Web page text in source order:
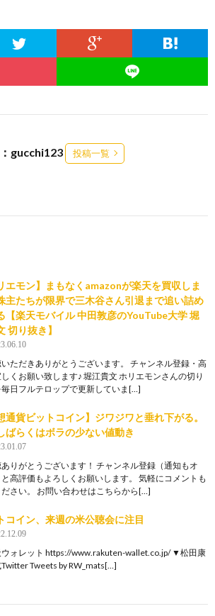
gucchi123 投稿一覧
エモン】まもなくamazonが楽天を買収しま
主たちが限界で三木谷さん引退まで追い詰め
【楽天モバイル 中田敦彦のYouTube大学 堀
切り抜き】
いただきありがとうございます。 チャンネル登録・高
くお願い致します♪ 堀江貴文 ホリエモンさんの切り
日フルテロップで更新していま[…]
通貨ビットコイン】ジワジワと垂れ下がる。
ばらくはボラの少ない値動き
ありがとうございます！ チャンネル登録（通知もオ
高評価もよろしくお願いします。 気軽にコメントも
ださい。 お問い合わせはこちらから[…]
コイン、来週の米公聴会に注目
ォレット https://www.rakuten-wallet.co.jp/ ▼松田康
Tweets by RW_mats[…]